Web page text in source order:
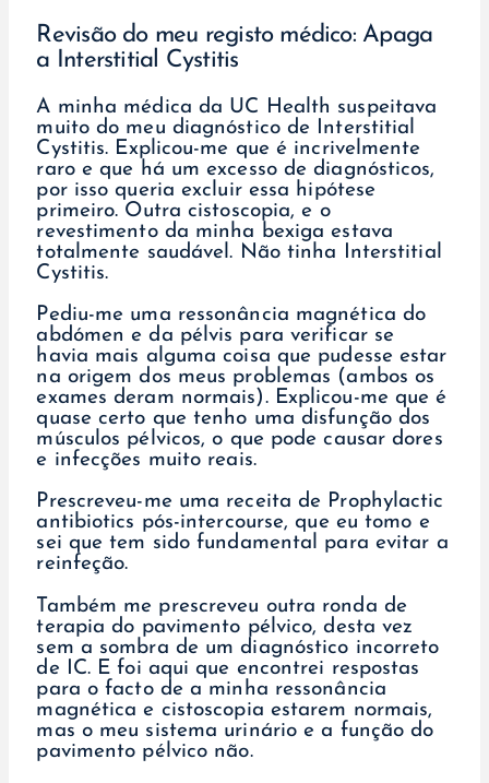
Revisão do meu registo médico: Apaga
a Interstitial Cystitis
A minha médica da UC Health suspeitava
muito do meu diagnóstico de Interstitial
Cystitis. Explicou-me que é incrivelmente
raro e que há um excesso de diagnósticos,
por isso queria excluir essa hipótese
primeiro. Outra cistoscopia, e o
revestimento da minha bexiga estava
totalmente saudável. Não tinha Interstitial
Cystitis.
Pediu-me uma ressonância magnética do
abdómen e da pélvis para verificar se
havia mais alguma coisa que pudesse estar
na origem dos meus problemas (ambos os
exames deram normais). Explicou-me que é
quase certo que tenho uma disfunção dos
músculos pélvicos, o que pode causar dores
e infecções muito reais.
Prescreveu-me uma receita de Prophylactic
antibiotics pós-intercourse, que eu tomo e
sei que tem sido fundamental para evitar a
reinfeção.
Também me prescreveu outra ronda de
terapia do pavimento pélvico, desta vez
sem a sombra de um diagnóstico incorreto
de IC. E foi aqui que encontrei respostas
para o facto de a minha ressonância
magnética e cistoscopia estarem normais,
mas o meu sistema urinário e a função do
pavimento pélvico não.